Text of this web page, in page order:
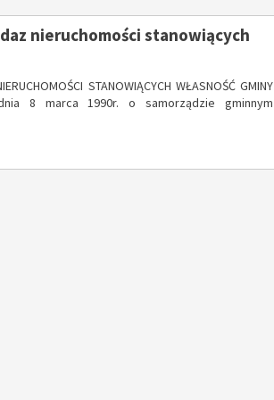
nieruchomości stanowiących
STANOWIĄCYCH WŁASNOŚĆ GMINY
8 marca 1990r. o samorządzie gminnym